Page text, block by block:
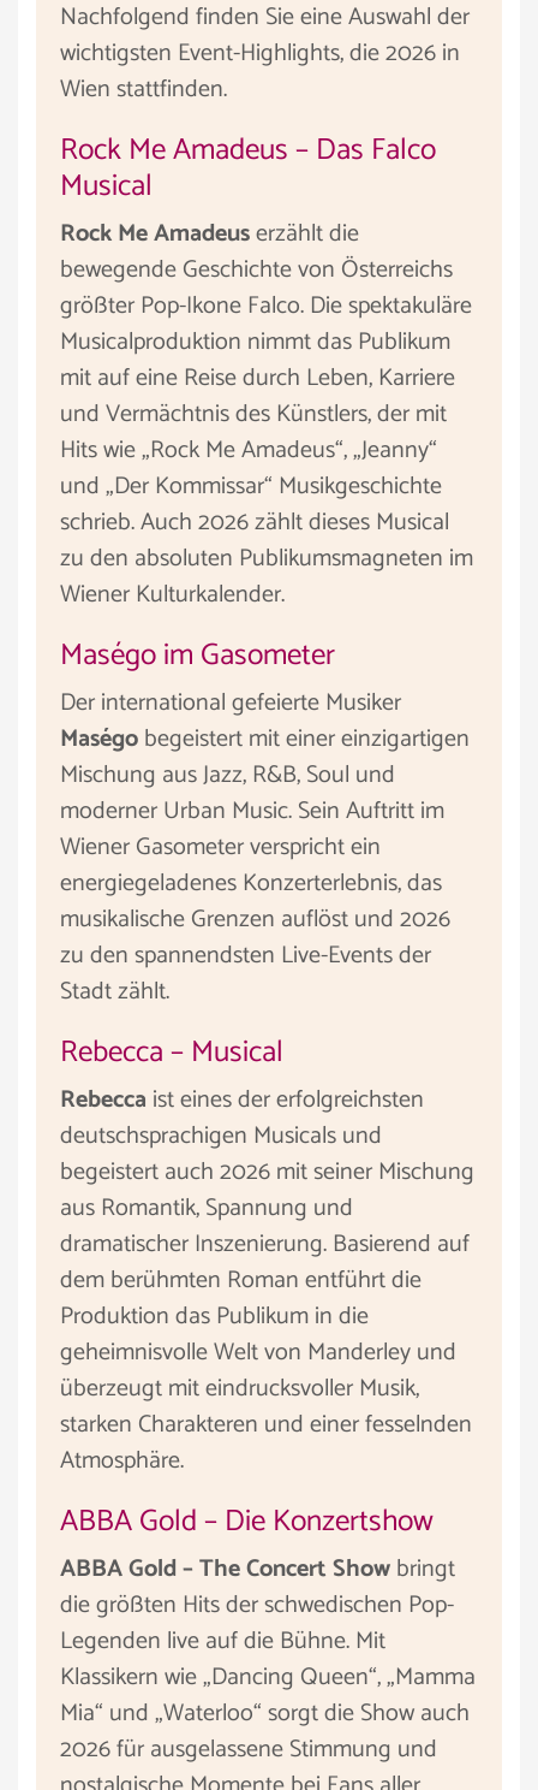
Nachfolgend finden Sie eine Auswahl der
wichtigsten Event-Highlights, die 2026 in
Wien stattfinden.
Rock Me Amadeus – Das Falco
Musical
Rock Me Amadeuserzählt die
bewegende Geschichte von Österreichs
größter Pop-Ikone Falco. Die spektakuläre
Musicalproduktion nimmt das Publikum
mit auf eine Reise durch Leben, Karriere
und Vermächtnis des Künstlers, der mit
Hits wie „Rock Me Amadeus“, „Jeanny“
und „Der Kommissar“ Musikgeschichte
schrieb. Auch 2026 zählt dieses Musical
zu den absoluten Publikumsmagneten im
Wiener Kulturkalender.
Maségo im Gasometer
Der international gefeierte Musiker
Maségobegeistert mit einer einzigartigen
Mischung aus Jazz, R&B, Soul und
moderner Urban Music. Sein Auftritt im
Wiener Gasometer verspricht ein
energiegeladenes Konzerterlebnis, das
musikalische Grenzen auflöst und 2026
zu den spannendsten Live-Events der
Stadt zählt.
Rebecca – Musical
Rebecca ist eines der erfolgreichsten
deutschsprachigen Musicals und
begeistert auch 2026 mit seiner Mischung
aus Romantik, Spannung und
dramatischer Inszenierung. Basierend auf
dem berühmten Roman entführt die
Produktion das Publikum in die
geheimnisvolle Welt von Manderley und
überzeugt mit eindrucksvoller Musik,
starken Charakteren und einer fesselnden
Atmosphäre.
ABBA Gold – Die Konzertshow
ABBA Gold – The Concert Showbringt
die größten Hits der schwedischen Pop-
Legenden live auf die Bühne. Mit
Klassikern wie „Dancing Queen“, „Mamma
Mia“ und „Waterloo“ sorgt die Show auch
2026 für ausgelassene Stimmung und